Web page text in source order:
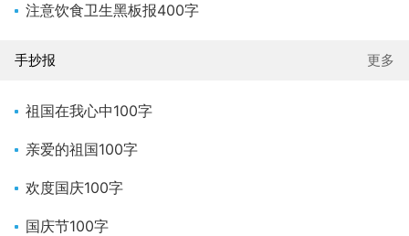
注意饮食卫生黑板报400字
手抄报 更多
祖国在我心中100字
亲爱的祖国100字
欢度国庆100字
国庆节100字